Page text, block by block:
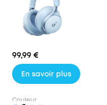
99,99 €
En savoir plus
Couleur